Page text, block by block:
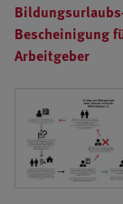
Bescheinigung
Arbeitgeber